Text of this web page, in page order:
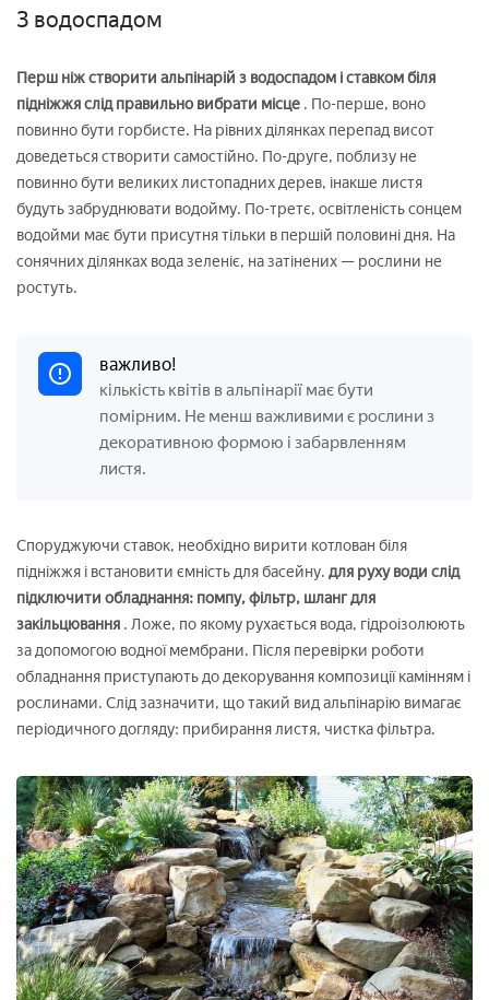
З водоспадом
Перш ніж створити альпінарій з водоспадом і ставком біля
підніжжя слід правильно вибрати місце . По-перше, воно
повинно бути горбисте. На рівних ділянках перепад висот
доведеться створити самостійно. По-друге, поблизу не
повинно бути великих листопадних дерев, інакше листя
будуть забруднювати водойму. По-третє, освітленість сонцем
водойми має бути присутня тільки в першій половині дня. На
сонячних ділянках вода зеленіє, на затінених — рослини не
ростуть.
важливо!
кількість квітів в альпінарії має бути
помірним. Не менш важливими є рослини з
декоративною формою і забарвленням
листя.
Споруджуючи ставок, необхідно вирити котлован біля
підніжжя і встановити ємність для басейну. для руху води слід
підключити обладнання: помпу, фільтр, шланг для
закільцювання . Ложе, по якому рухається вода, гідроізолюють
за допомогою водної мембрани. Після перевірки роботи
обладнання приступають до декорування композиції камінням і
рослинами. Слід зазначити, що такий вид альпінарію вимагає
періодичного догляду: прибирання листя, чистка фільтра.